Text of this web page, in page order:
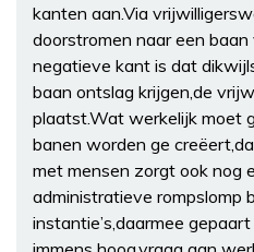
kanten aan.Via
doorstromen naar een
negatieve kant is dat
baan ontslag krijgen,de
plaatst.Wat werkelijk moet
banen worden ge
met mensen zorgt ook nog
administratieve rompslomp
instantie’s,daarmee